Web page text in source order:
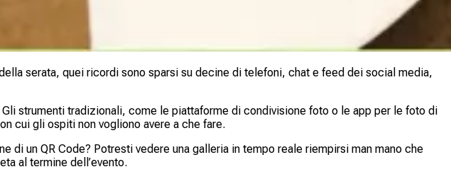
serata, quei ricordi sono sparsi su decine di telefoni, chat e feed dei social media,
strumenti tradizionali, come le piattaforme di condivisione foto o le app per le foto di
cui gli ospiti non vogliono avere a che fare.
un QR Code? Potresti vedere una galleria in tempo reale riempirsi man mano che
al termine dell’evento.